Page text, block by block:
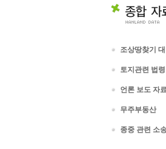
조상땅찾기 대
토지관련 법령
언론 보도 자
무주부동산
종중 관련 소